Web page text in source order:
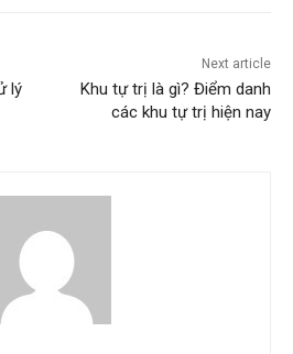
lý
Next article
Khu tự trị là gì? Điểm danh
các khu tự trị hiện nay